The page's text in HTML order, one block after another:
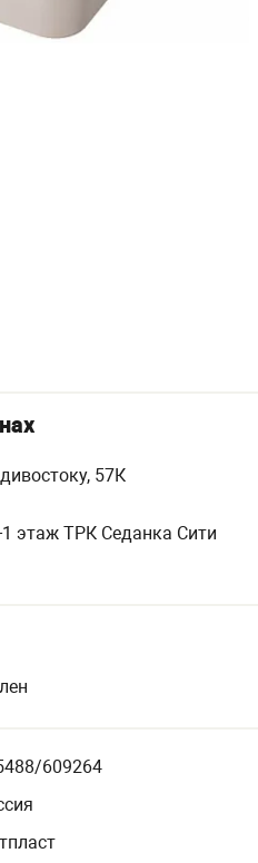
57К
1 этаж ТРК Седанка Сити
609264